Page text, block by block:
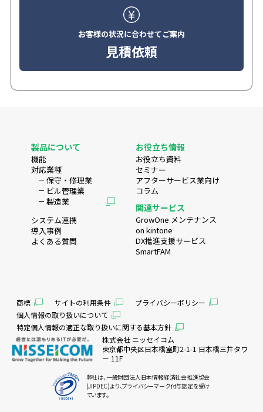
お客様の状況に合わせてご案内
見積依頼
製品について
機能
対応業種
保守・修理業
ビル管理業
製造業
システム連携
導入事例
よくある質問
お役立ち情報
お役立ち資料
セミナー
アフターサービス業向け
コラム
関連サービス
GrowOne メンテナンス
on kintone
DX推進支援サービス
SmartFAM
株式会社 ニッセイコム
東京都中央区日本橋室町2-1-1 日本橋三井タワ
ー 11F
弊社は、一般財団法人日本情報経済社会推進協会
(JIPDEC)より、プライバシーマーク付与認定を受け
ています。
商標 サイトの利用条件
プライバシーポリシー
個人情報の取り扱いについて
特定個人情報の適正な取り扱いに関する基本方針